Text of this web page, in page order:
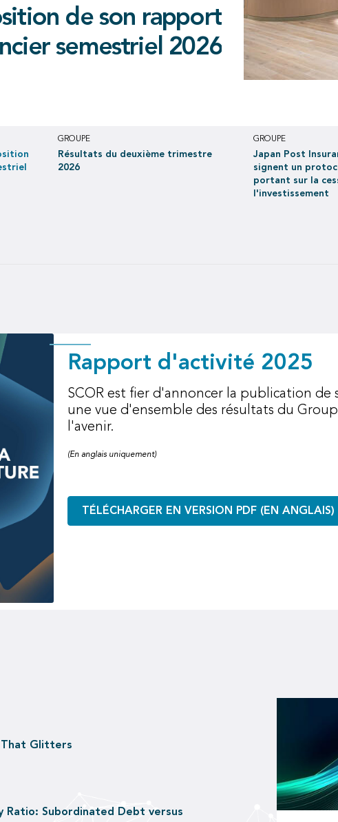
de son rapport
semestriel 2026
trimestre 2026
171 millions au deuxième trimestre 2026,
résultat net de EUR 397 millions au premier
sur la cession et
l'investissement
des traités de
conclus avec
GROUPE
Résultats du deuxième trimestre
2026
GROUPE
Japan Post
signent un
portant sur la
l'investissement
Rapport d'activité 2025
SCOR est fier d'annoncer la publication
une vue d'ensemble des résultats du
l'avenir.
(En anglais uniquement)
TÉLÉCHARGER EN VERSION PDF (EN ANGLAIS)
That Glitters
Ratio: Subordinated Debt versus